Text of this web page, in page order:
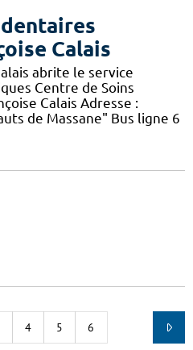
Calais
abrite le service
Centre de Soins
Calais Adresse :
de Massane" Bus ligne 6
4 5 6